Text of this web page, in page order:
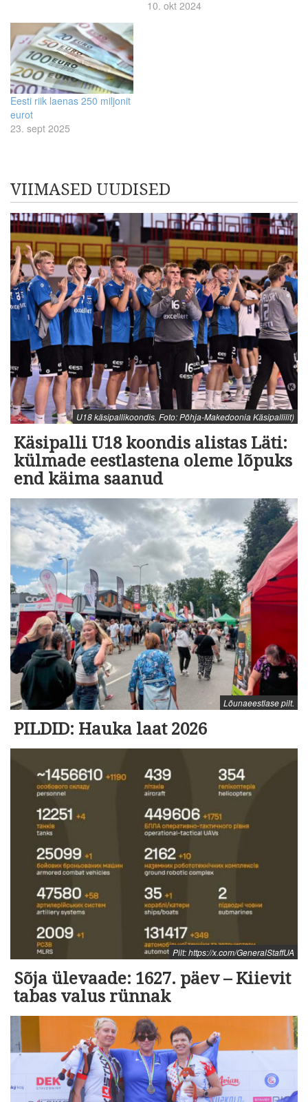
10. okt 2024
Eesti riik laenas 250 miljonit
eurot
23. sept 2025
VIIMASED UUDISED
U18 käsipallikoondis. Foto: Põhja-Makedoonia Käsipallilit)
Käsipalli U18 koondis alistas Läti:
külmade eestlastena oleme lõpuks
end käima saanud
Lõunaeestlase pilt.
PILDID: Hauka laat 2026
Pilt: https://x.com/GeneralStaffUA
Sõja ülevaade: 1627. päev – Kiievit
tabas valus rünnak